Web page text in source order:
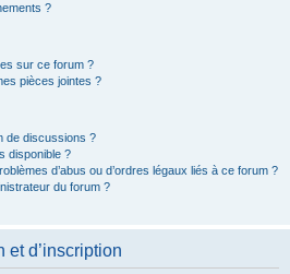
?
sur ce forum ?
pièces jointes ?
de discussions ?
disponible ?
d’abus ou d’ordres légaux liés à ce forum ?
du forum ?
et d’inscription